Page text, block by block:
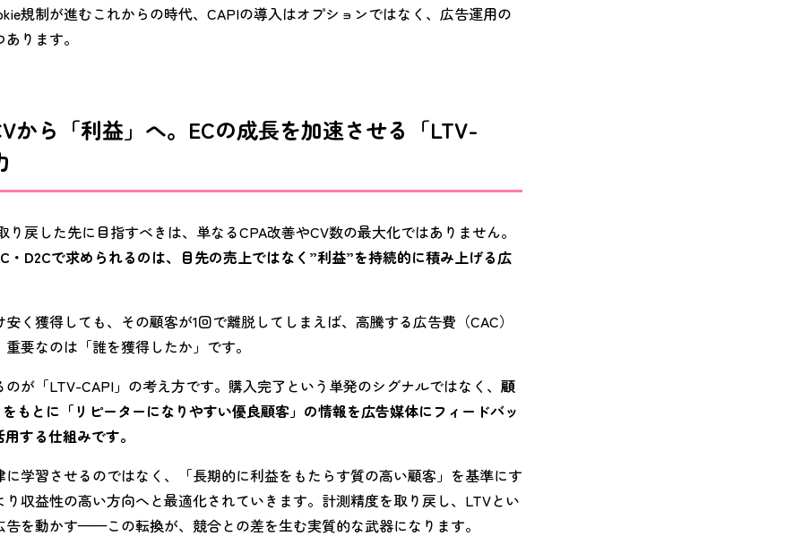
規制が進むこれからの時代、CAPIの導入はオプションではなく、広告運用の
ります。
から「利益」へ。ECの成長を加速させる「LTV-
り戻した先に目指すべきは、単なるCPA改善やCV数の最大化ではありません。
・D2Cで求められるのは、目先の売上ではなく”利益”を持続的に積み上げる広
く獲得しても、その顧客が1回で離脱してしまえば、高騰する広告費（CAC）
要なのは「誰を獲得したか」です。
が「LTV-CAPI」の考え方です。購入完了という単発のシグナルではなく、 顧
もとに「リピーターになりやすい優良顧客」の情報を広告媒体にフィードバッ
する仕組みです。
に学習させるのではなく、「長期的に利益をもたらす質の高い顧客」を基準にす
り収益性の高い方向へと最適化されていきます。計測精度を取り戻し、LTVとい
告を動かす——この転換が、競合との差を生む実質的な武器になります。